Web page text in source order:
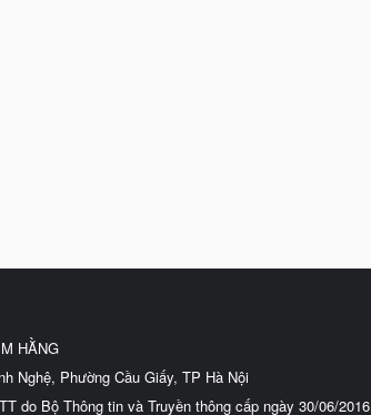
HẰNG
Nghệ, Phường Cầu Giấy, TP Hà Nội
do Bộ Thông tin và Truyền thông cấp ngày 30/06/2016